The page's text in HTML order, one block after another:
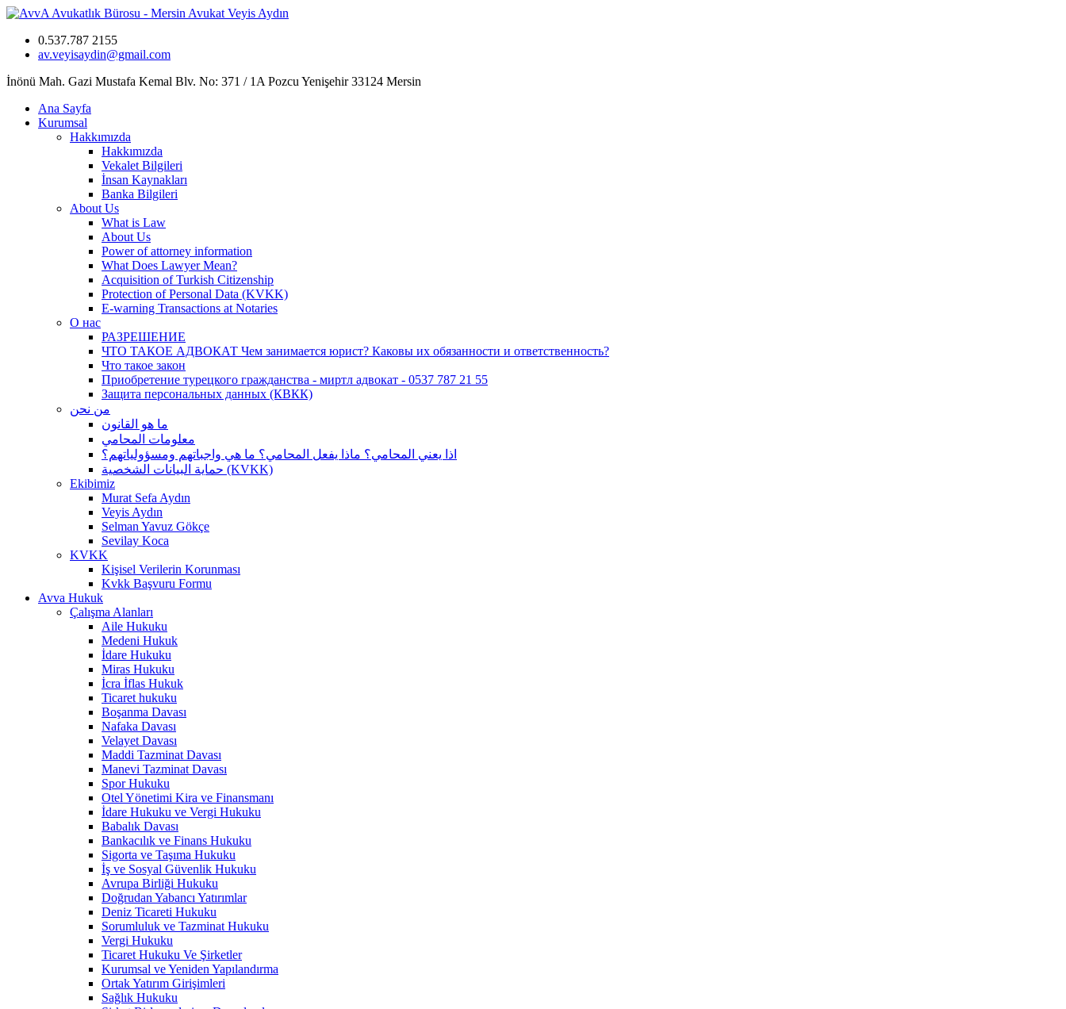
0.537.787 2155
av.veyisaydin@gmail.com
İnönü Mah. Gazi Mustafa Kemal Blv. No: 371 / 1A Pozcu Yenişehir 33124 Mersin
Ana Sayfa
Kurumsal
Hakkımızda
Hakkımızda
Vekalet Bilgileri
İnsan Kaynakları
Banka Bilgileri
About Us
What is Law
About Us
Power of attorney information
What Does Lawyer Mean?
Acquisition of Turkish Citizenship
Protection of Personal Data (KVKK)
E-warning Transactions at Notaries
О нас
РАЗРЕШЕНИЕ
ЧТО ТАКОЕ АДВОКАТ Чем занимается юрист? Каковы их обязанности и ответственность?
Что такое закон
Приобретение турецкого гражданства - миртл адвокат - 0537 787 21 55
Защита персональных данных (КВКК)
من نحن
ما هو القانون
معلومات المحامي
اذا يعني المحامي؟ ماذا يفعل المحامي؟ ما هي واجباتهم ومسؤولياتهم؟
حماية البيانات الشخصية (KVKK)
Ekibimiz
Murat Sefa Aydın
Veyis Aydın
Selman Yavuz Gökçe
Sevilay Koca
KVKK
Kişisel Verilerin Korunması
Kvkk Başvuru Formu
Avva Hukuk
Çalışma Alanları
Aile Hukuku
Medeni Hukuk
İdare Hukuku
Miras Hukuku
İcra İflas Hukuk
Ticaret hukuku
Boşanma Davası
Nafaka Davası
Velayet Davası
Maddi Tazminat Davası
Manevi Tazminat Davası
Spor Hukuku
Otel Yönetimi Kira ve Finansmanı
İdare Hukuku ve Vergi Hukuku
Babalık Davası
Bankacılık ve Finans Hukuku
Sigorta ve Taşıma Hukuku
İş ve Sosyal Güvenlik Hukuku
Avrupa Birliği Hukuku
Doğrudan Yabancı Yatırımlar
Deniz Ticareti Hukuku
Sorumluluk ve Tazminat Hukuku
Vergi Hukuku
Ticaret Hukuku Ve Şirketler
Kurumsal ve Yeniden Yapılandırma
Ortak Yatırım Girişimleri
Sağlık Hukuku